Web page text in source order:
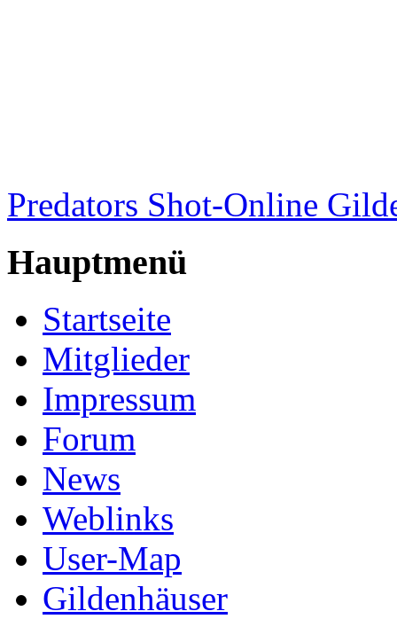
Predators Shot-Online
Hauptmenü
Startseite
Mitglieder
Impressum
Forum
News
Weblinks
User-Map
Gildenhäuser